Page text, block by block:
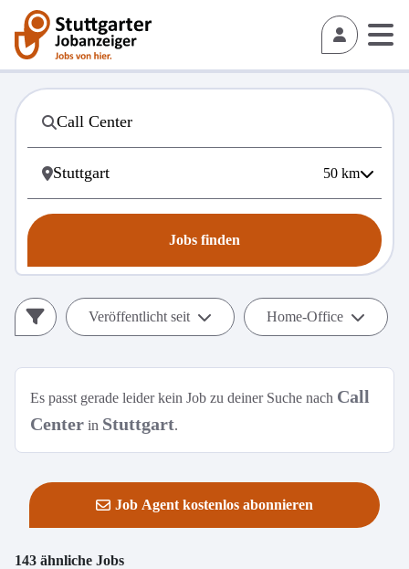
50 km
Jobs finden
Veröffentlicht seit Home-Office
Es passt gerade leider kein Job zu deiner Suche nach Call
Center in Stuttgart.
Job Agent kostenlos abonnieren
143 ähnliche Jobs